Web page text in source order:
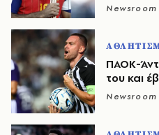
Newsroom
ΠΑΟΚ-
του και
Newsroom